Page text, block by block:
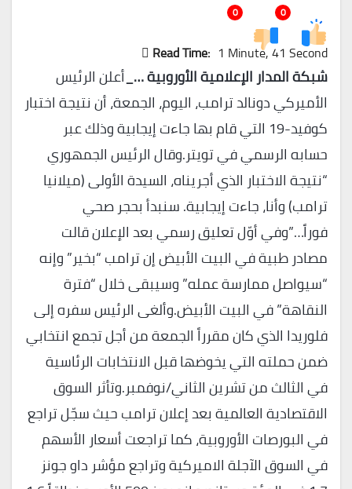
0
0
Read Time: 1 Minute, 41 Second
شبكة المدار الإعلامية الأوروبية …_أعلن الرئيس
الأميركي دونالد ترامب، اليوم، الجمعة، أن نتيجة اختبار
كوفيد-19 التي قام بها جاءت إيجابية وذلك عبر
حسابه الرسمي في تويتر.وقال الرئيس الجمهوري
“نتيجة الاختبار الذي أجريناه، السيدة الأولى (ميلانيا
ترامب) وأنا، جاءت إيجابية. سنبدأ بحجر صحي
فوراً…”وفي أوّل تعليق رسمي بعد الإعلان قالت
مصادر طبية في البيت الأبيض إن ترامب “بخير” وإنه
“سيواصل ممارسة عمله” وسيبقى خلال “فترة
النقاهة” في البيت الأبيض.وألغى الرئيس سفره إلى
فلوريدا الذي كان مقرراً الجمعة من أجل تجمع انتخابي
ضمن حملته التي يخوضها قبل الانتخابات الرئاسية
في الثالث من تشرين الثاني/نوفمبر.وتأثر السوق
الاقتصادية العالمية بعد إعلان ترامب حيث سجّل تراجع
في البورصات الأوروبية، كما تراجعت أسعار الأسهم
في السوق الآجلة الاميركية وتراجع مؤشر داو جونز